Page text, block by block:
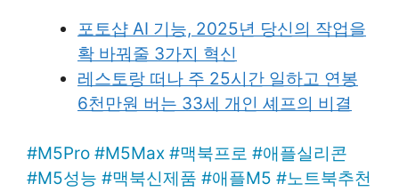
포토샵 AI 기능, 2025년 당신의 작업을
확 바꿔줄 3가지 혁신
레스토랑 떠나 주 25시간 일하고 연봉
6천만원 버는 33세 개인 셰프의 비결
#M5Pro #M5Max #맥북프로 #애플실리콘
#M5성능 #맥북신제품 #애플M5 #노트북추천